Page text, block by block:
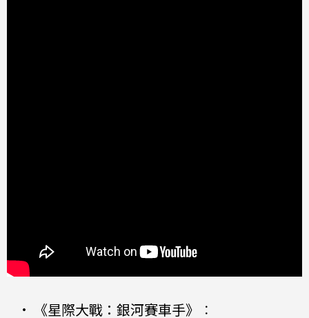
• 《星際大戰：銀河賽車手》 ：